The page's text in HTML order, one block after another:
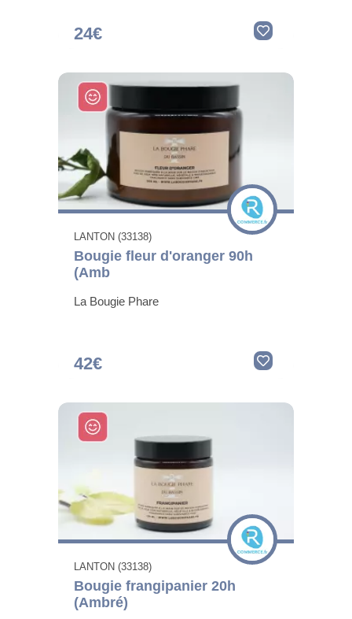
24€
LANTON (33138)
Bougie fleur d'oranger 90h
(Amb
La Bougie Phare
42€
LANTON (33138)
Bougie frangipanier 20h
(Ambré)